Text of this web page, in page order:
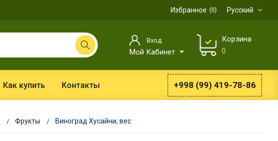
Русский
Избранное 0
Вход
Мой Кабинет
Корзина
0
Как купить Контакты +998 (99) 419-78-86
Фрукты Виноград Хусайни, вес